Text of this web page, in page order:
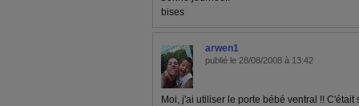
bises
arwen1
publié le 28/08/2008 à 13:42
Moi, j'ai utiliser le porte bébé ventral !! C'était